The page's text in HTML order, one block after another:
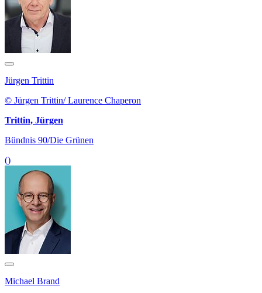
Jürgen Trittin
© Jürgen Trittin/ Laurence Chaperon
Trittin, Jürgen
Bündnis 90/Die Grünen
()
Michael Brand